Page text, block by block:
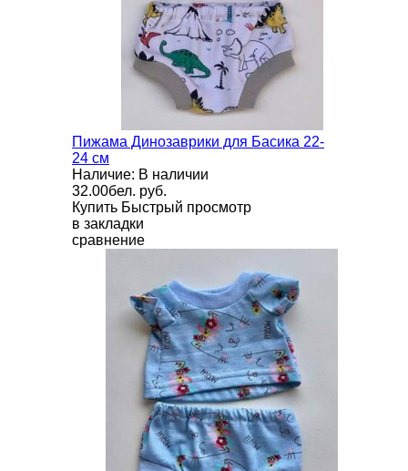
Пижама Динозаврики для Басика 22-
24 см
Наличие: В наличии
32.00бел. руб.
Купить Быстрый просмотр
в закладки
сравнение